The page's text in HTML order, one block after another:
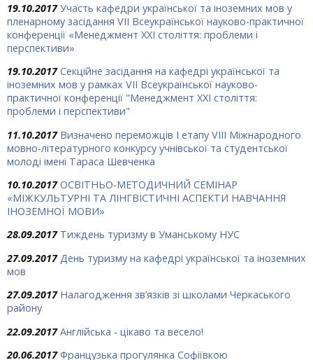
19.10.2017 Участь кафедри української та іноземних мов у
пленарному засідання VII Всеукраїнської науково-практичної
конференції «Менеджмент ХХІ століття: проблеми і
перспективи»
19.10.2017 Секційне засідання на кафедрі української та
іноземних мов у рамках VІІ Всеукраїнської науково-
практичної конференції "Менеджмент ХХІ століття:
проблеми і перспективи"
11.10.2017 Визначено переможців І етапу VIII Міжнародного
мовно-літературного конкурсу учнівської та студентської
молоді імені Тараса Шевченка
10.10.2017 ОСВІТНЬО-МЕТОДИЧНИЙ СЕМІНАР
«МІЖКУЛЬТУРНІ ТА ЛІНГВІСТИЧНІ АСПЕКТИ НАВЧАННЯ
ІНОЗЕМНОЇ МОВИ»
28.09.2017 Тиждень туризму в Уманському НУС
27.09.2017 День туризму на кафедрі української та іноземних
мов
27.09.2017 Налагодження зв’язків зі школами Черкаського
району
22.09.2017 Англійська - цікаво та весело!
20.06.2017 Французька прогулянка Софіївкою